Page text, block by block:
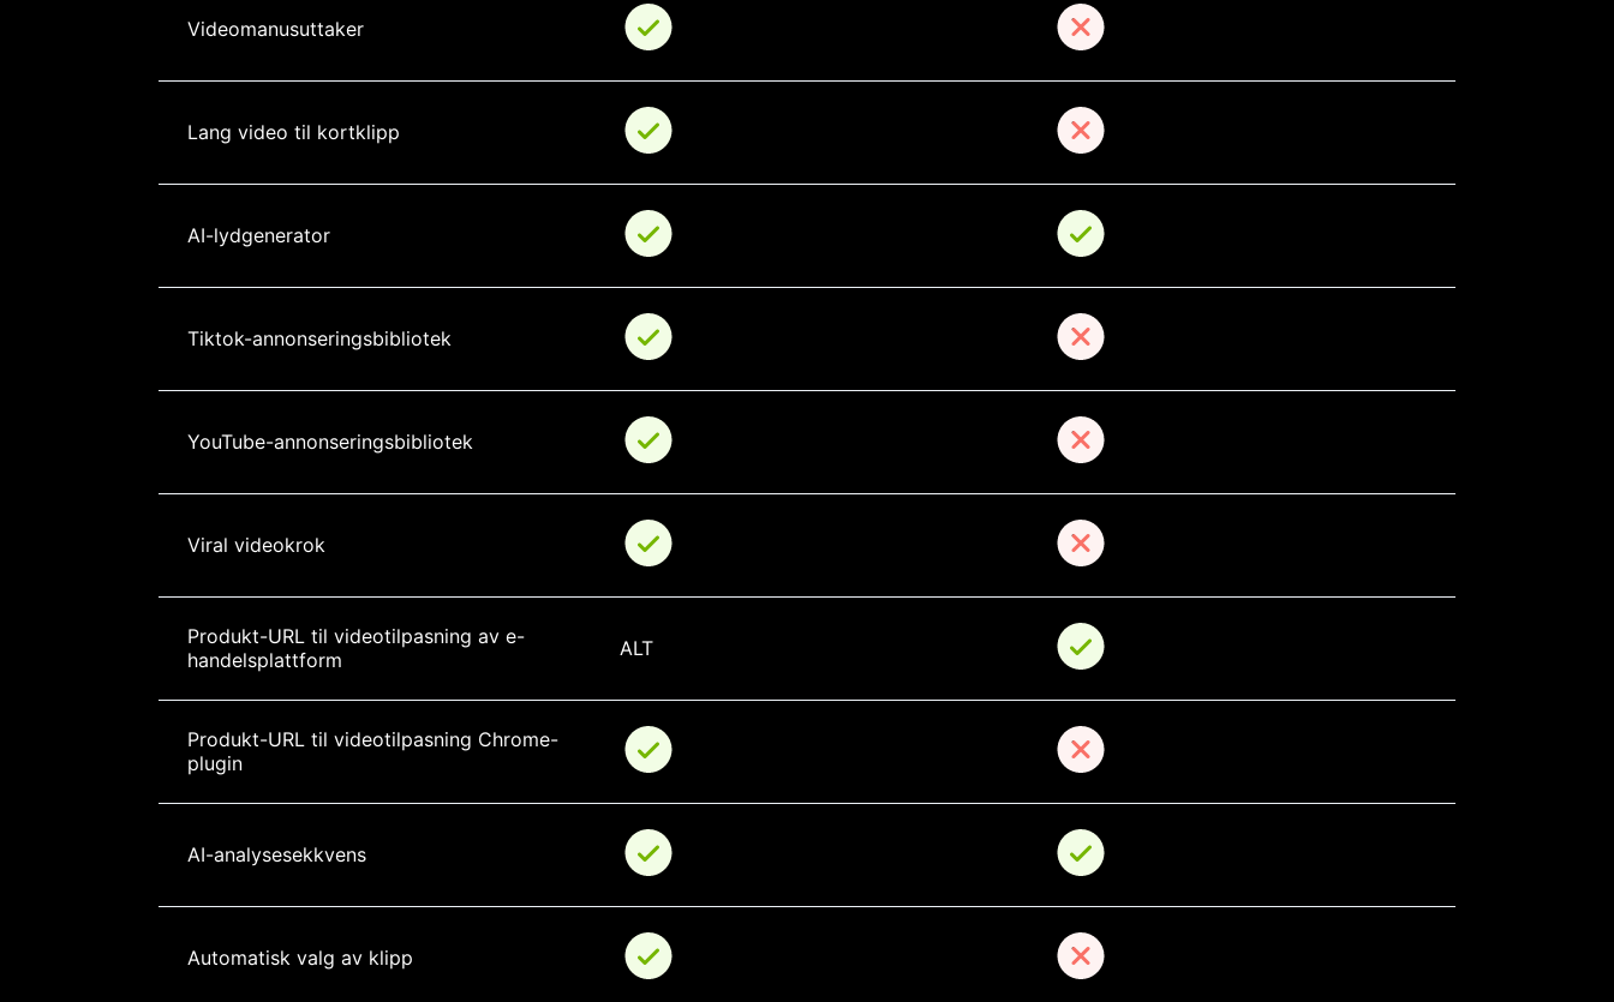
Videomanusuttaker
Lang video til kortklipp
AI-lydgenerator
Tiktok-annonseringsbibliotek
YouTube-annonseringsbibliotek
Viral videokrok
Produkt-URL til videotilpasning av e-
handelsplattform
ALT
Produkt-URL til videotilpasning Chrome-
plugin
AI-analysesekkvens
Automatisk valg av klipp